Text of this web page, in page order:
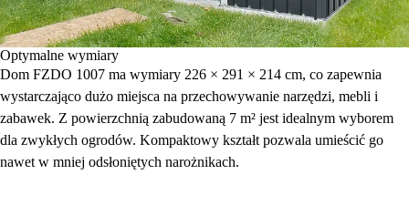
Optymalne wymiary
Dom FZDO 1007 ma wymiary 226 × 291 × 214 cm, co zapewnia
wystarczająco dużo miejsca na przechowywanie narzędzi, mebli i
zabawek. Z powierzchnią zabudowaną 7 m² jest idealnym wyborem
dla zwykłych ogrodów. Kompaktowy kształt pozwala umieścić go
nawet w mniej odsłoniętych narożnikach.